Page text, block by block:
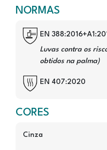
NORMAS
ImageEN
Luvas contra os
obtidos na palma)
ImageEN 407:2020
CORES
Cinza